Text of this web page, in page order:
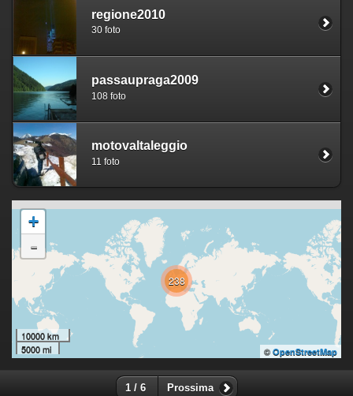
regione2010
30 foto
passaupraga2009
108 foto
motovaltaleggio
11 foto
238
+
-
10000 km
5000 mi
© OpenStreetMap
1 / 6 Prossima